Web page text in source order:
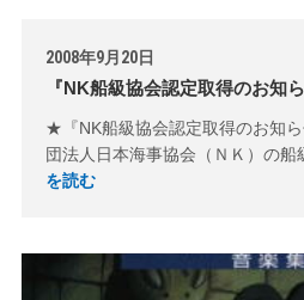
2008年9月20日
『NK船級協会認定取得のお知ら
★『NK船級協会認定取得のお知
団法人日本海事協会（ＮＫ）の船
を読む